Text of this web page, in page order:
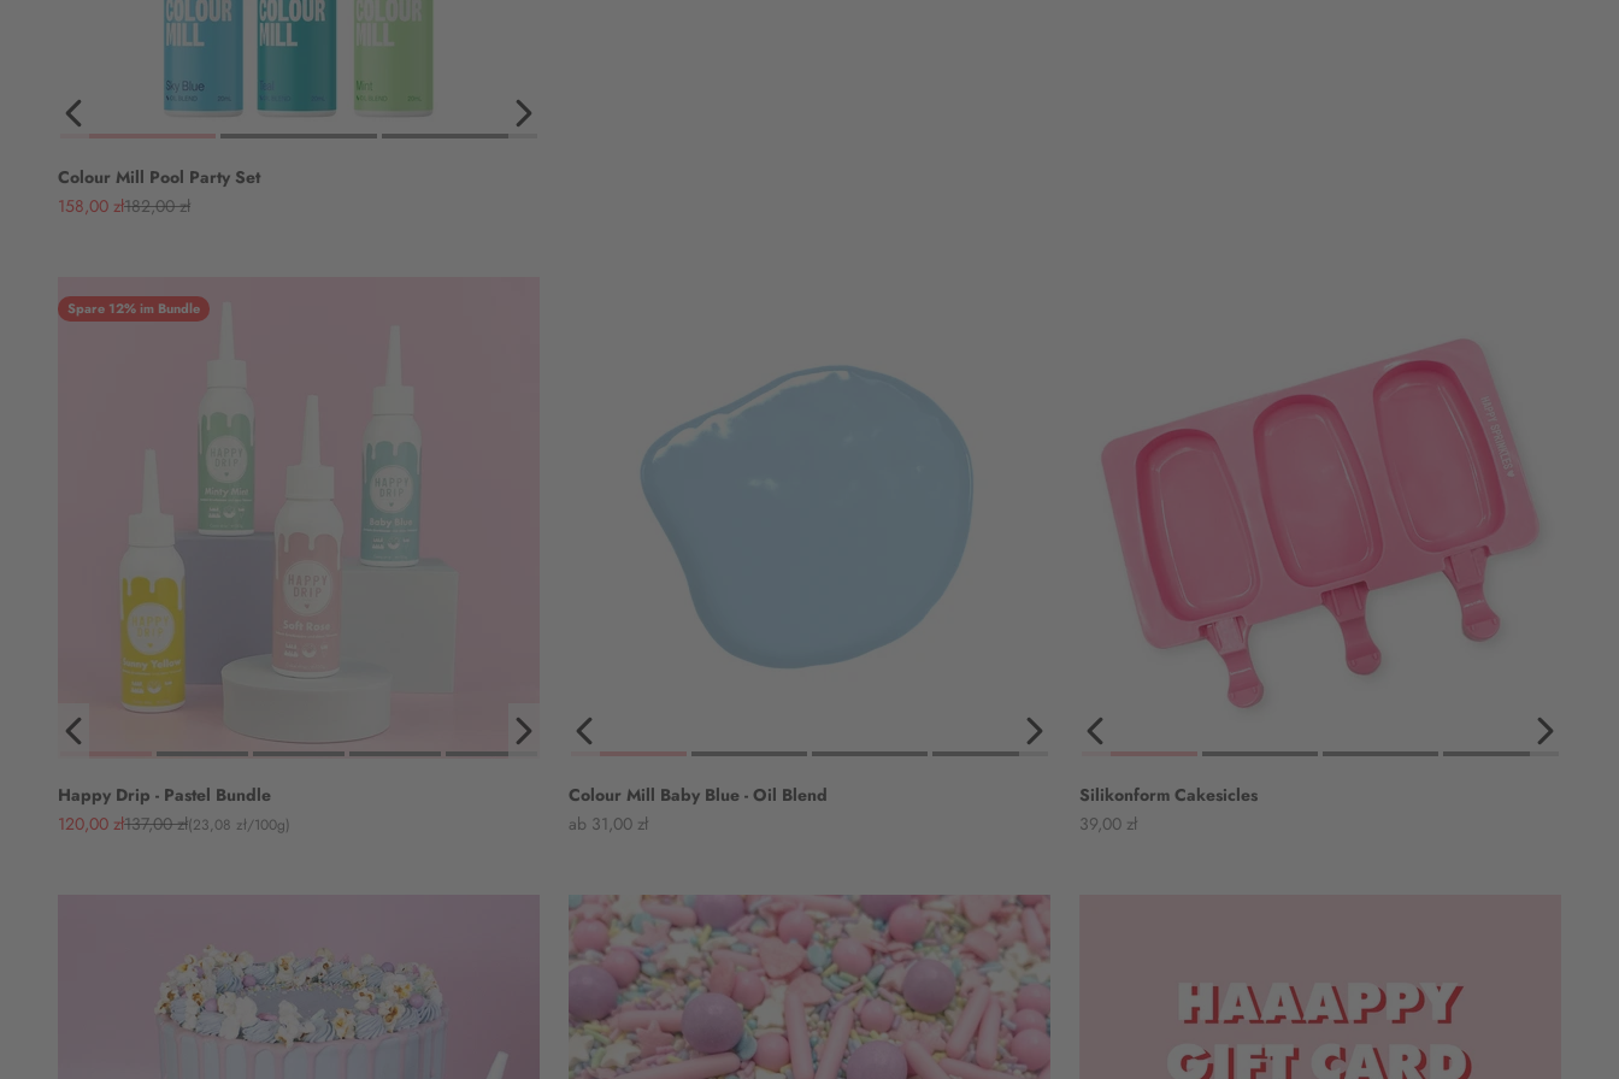
Colour Mill Pool Party Set
Angebot
158,00 złRegulärer Preis
182,00 zł
Spare 12% im Bundle
Happy Drip - Pastel Bundle
Angebot
120,00 złRegulärer Preis
137,00 zł(23,08 zł/100g)
Colour Mill Baby Blue - Oil Blend
Angebot
ab 31,00 zł
Silikonform Cakesicles
Angebot
39,00 zł